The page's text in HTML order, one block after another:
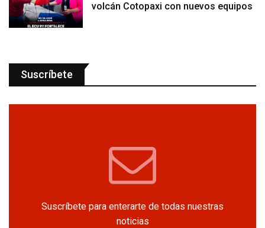
volcán Cotopaxi con nuevos equipos
Suscríbete
Suscríbete para enterarte de todas nuestras
noticias